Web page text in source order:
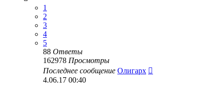
1
2
3
4
5
88 Ответы
162978 Просмотры
Последнее сообщение Олигарх
4.06.17 00:40